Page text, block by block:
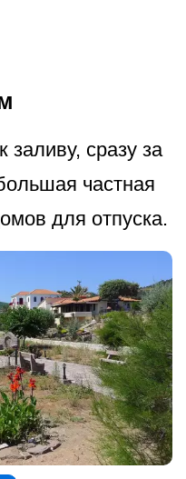
заливу, сразу за
частная
для отпуска.